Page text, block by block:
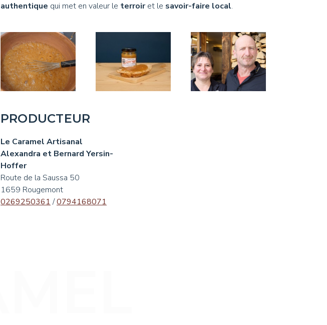
authentique qui met en valeur le terroiret le savoir-faire local.
PRODUCTEUR
Le Caramel Artisanal
Alexandra et Bernard Yersin-
Hoffer
Route de la Saussa 50
1659 Rougemont
0269250361 /0794168071